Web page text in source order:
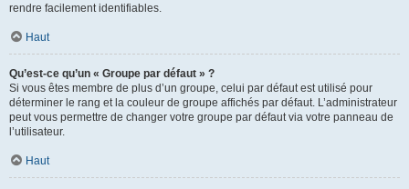
rendre facilement identifiables.
Haut
Qu’est-ce qu’un « Groupe par défaut » ?
Si vous êtes membre de plus d’un groupe, celui par défaut est utilisé pour
déterminer le rang et la couleur de groupe affichés par défaut. L’administrateur
peut vous permettre de changer votre groupe par défaut via votre panneau de
l’utilisateur.
Haut